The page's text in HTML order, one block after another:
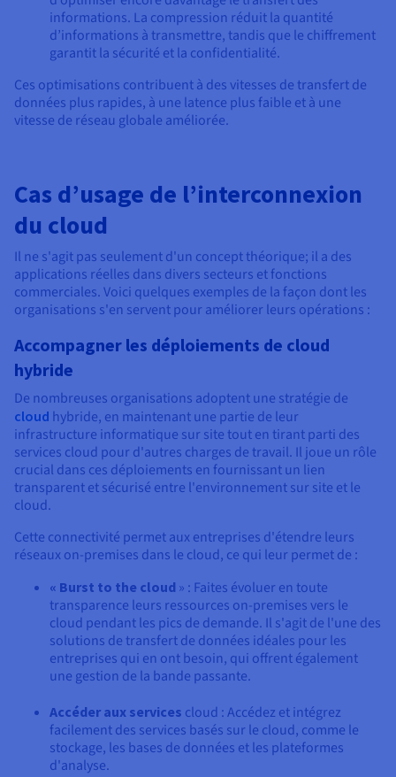
informations. La compression réduit la quantité
d’informations à transmettre, tandis que le chiffrement
garantit la sécurité et la confidentialité.
Ces optimisations contribuent à des vitesses de transfert de
données plus rapides, à une latence plus faible et à une
vitesse de réseau globale améliorée.
Cas d’usage de l’interconnexion
du cloud
Il ne s'agit pas seulement d'un concept théorique; il a des
applications réelles dans divers secteurs et fonctions
commerciales. Voici quelques exemples de la façon dont les
organisations s'en servent pour améliorer leurs opérations :
Accompagner les déploiements de cloud
hybride
De nombreuses organisations adoptent une stratégie de
cloud hybride, en maintenant une partie de leur
infrastructure informatique sur site tout en tirant parti des
services cloud pour d'autres charges de travail. Il joue un rôle
crucial dans ces déploiements en fournissant un lien
transparent et sécurisé entre l'environnement sur site et le
cloud.
Cette connectivité permet aux entreprises d'étendre leurs
réseaux on-premises dans le cloud, ce qui leur permet de :
« Burst to the cloud » : Faites évoluer en toute
transparence leurs ressources on-premises vers le
cloud pendant les pics de demande. Il s'agit de l'une des
solutions de transfert de données idéales pour les
entreprises qui en ont besoin, qui offrent également
une gestion de la bande passante.
Accéder aux services cloud : Accédez et intégrez
facilement des services basés sur le cloud, comme le
stockage, les bases de données et les plateformes
d'analyse.